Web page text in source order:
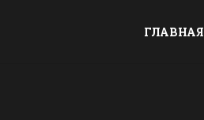
ГЛАВНАЯ